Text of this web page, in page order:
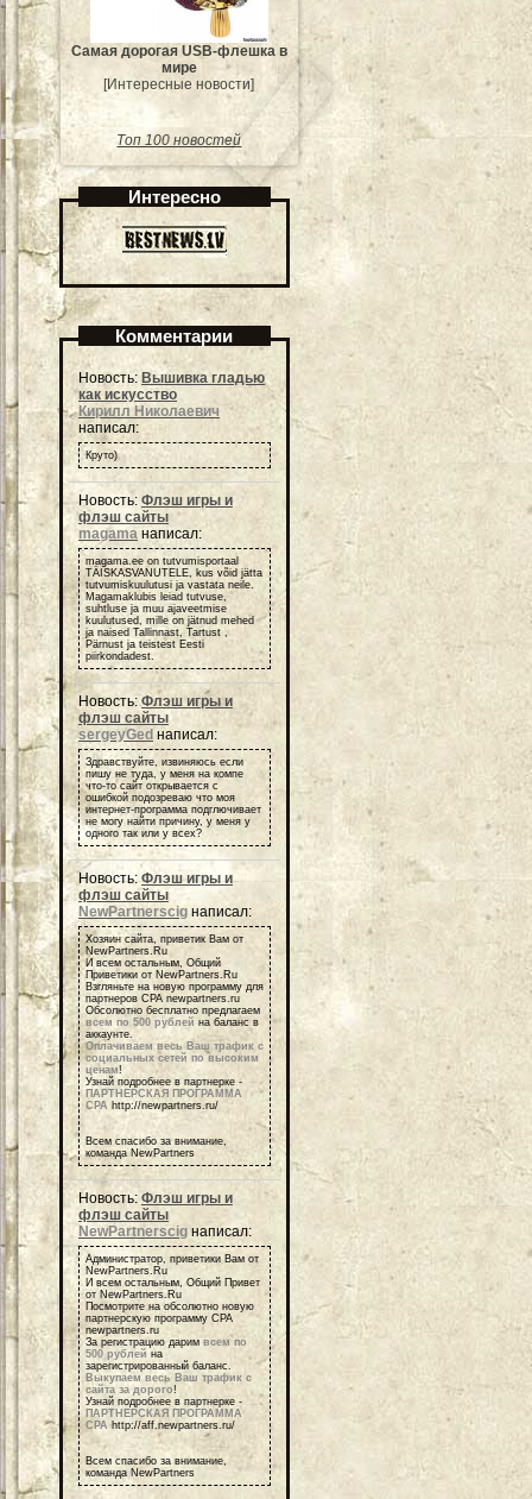
Самая дорогая USB-флешка в
мире
[Интересные новости]
Топ 100 новостей
Интересно
Комментарии
Новость: Вышивка гладью
как искусство
Кирилл Николаевич
написал:
Круто)
Новость: Флэш игры и
флэш сайты
magama написал:
magama.ee on tutvumisportaal
TÄISKASVANUTELE, kus võid jätta
tutvumiskuulutusi ja vastata neile.
Magamaklubis leiad tutvuse,
suhtluse ja muu ajaveetmise
kuulutused, mille on jätnud mehed
ja naised Tallinnast, Tartust ,
Pärnust ja teistest Eesti
piirkondadest.
Новость:Флэш игры и
флэш сайты
sergeyGed написал:
Здравствуйте, извиняюсь если
пишу не туда, у меня на компе
что-то сайт открывается с
ошибкой подозреваю что моя
интернет-программа подглючивает
не могу найти причину, у меня у
одного так или у всех?
Новость:Флэш игры и
флэш сайты
NewPartnerscig написал:
Хозяин сайта, приветик Вам от
NewPartners.Ru
И всем остальным, Общий
Приветики от NewPartners.Ru
Взгляньте на новую программу для
партнеров СРА newpartners.ru
Обсолютно бесплатно предлагаем
всем по 500 рублей на баланс в
аккаунте.
Оплачиваем весь Ваш трафик с
социальных сетей по высоким
ценам!
Узнай подробнее в партнерке -
ПАРТНЕРСКАЯ ПРОГРАММА
СРА http://newpartners.ru/
Всем спасибо за внимание,
команда NewPartners
Новость: Флэш игры и
флэш сайты
NewPartnerscig написал:
Администратор, приветики Вам от
NewPartners.Ru
И всем остальным, Общий Привет
от NewPartners.Ru
Посмотрите на обсолютно новую
партнерскую программу СРА
newpartners.ru
За регистрацию дарим всем по
500 рублей на
зарегистрированный баланс.
Выкупаем весь Ваш трафик с
сайта за дорого!
Узнай подробнее в партнерке -
ПАРТНЕРСКАЯ ПРОГРАММА
СРА http://aff.newpartners.ru/
Всем спасибо за внимание,
команда NewPartners